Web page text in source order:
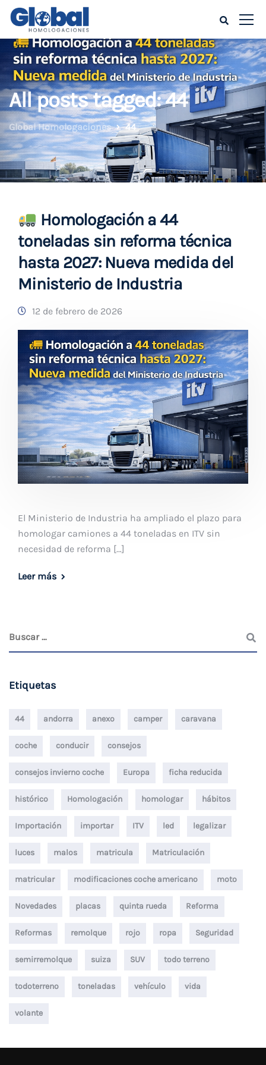
All posts tagged: 44
Global Homologaciones 44
Homologación a 44
toneladas sin reforma técnica
hasta 2027: Nueva medida del
Ministerio de Industria
12 de febrero de 2026
El Ministerio de Industria ha ampliado el plazo para
homologar camiones a 44 toneladas en ITV sin
necesidad de reforma […]
Leer más
Etiquetas
44 andorra anexo camper caravana
coche conducir consejos
consejos invierno coche Europa ficha reducida
histórico Homologación homologar hábitos
Importación importar ITV led legalizar
luces malos matricula Matriculación
matricular modificaciones coche americano moto
Novedades placas quinta rueda Reforma
Reformas remolque rojo ropa Seguridad
semirremolque suiza SUV todo terreno
todoterreno toneladas vehículo vida
volante